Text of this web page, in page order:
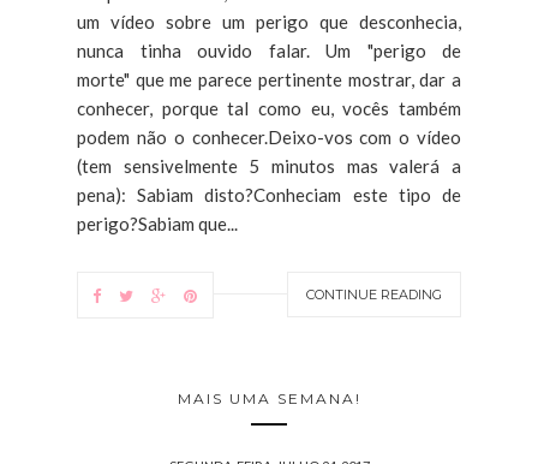
um vídeo sobre um perigo que desconhecia,
nunca tinha ouvido falar. Um "perigo de
morte" que me parece pertinente mostrar, dar a
conhecer, porque tal como eu, vocês também
podem não o conhecer.Deixo-vos com o vídeo
(tem sensivelmente 5 minutos mas valerá a
pena): Sabiam disto?Conheciam este tipo de
perigo?Sabiam que...
CONTINUE READING
MAIS UMA SEMANA!